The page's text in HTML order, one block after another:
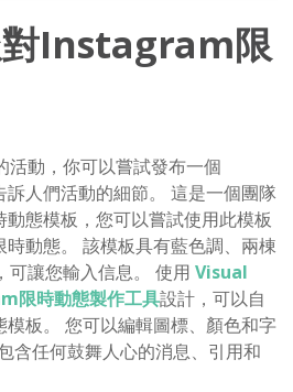
對Instagram限
活動，你可以嘗試發布一個
人們活動的細節。 這是一個團隊
態模板，您可以嘗試使用此模板
動態。 該模板具有藍色調、兩棟
可讓您輸入信息。 使用 Visual
時動態製作工具設計，可以自
板。 您可以編輯圖標、顏色和字
含任何鼓舞人心的消息、引用和